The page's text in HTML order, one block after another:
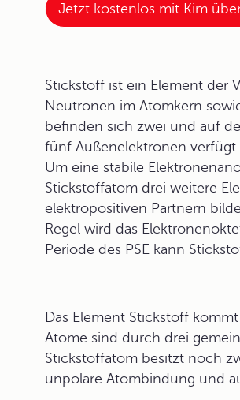
Jetzt kostenlos mit Kim
Stickstoff ist ein Element der
Neutronen im Atomkern
befinden sich zwei und auf
fünf Außenelektronen verfügt.
Um eine stabile
Stickstoffatom drei weitere
elektropositiven Partnern
Regel wird das
Periode des PSE kann
Das Element Stickstoff
Atome sind durch drei
Stickstoffatom besitzt noch
unpolare Atombindung und